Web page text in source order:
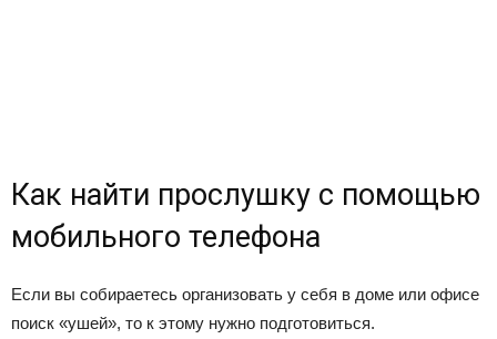
Как найти прослушку с помощью
мобильного телефона
Если вы собираетесь организовать у себя в доме или офисе
поиск «ушей», то к этому нужно подготовиться.